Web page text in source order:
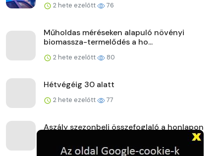
2 hete ezelőtt 76
Műholdas méréseken alapuló növényi
biomassza-termelődés a ho...
2 hete ezelőtt 80
Hétvégéig 30 alatt
2 hete ezelőtt 77
Aszály szezonbeli összefoglaló a honlapon